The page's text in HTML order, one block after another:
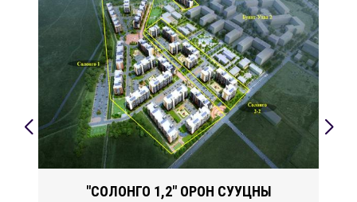
"СОЛОНГО 1,2" ОРОН СУУЦНЫ